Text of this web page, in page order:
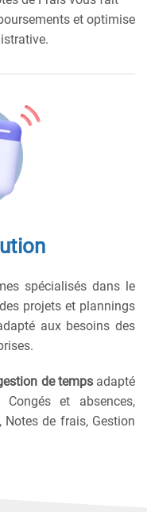
et optimise
spécialisés dans le
projets et plannings
aux besoins des
de tempsadapté
et absences,
Notes de frais, Gestion